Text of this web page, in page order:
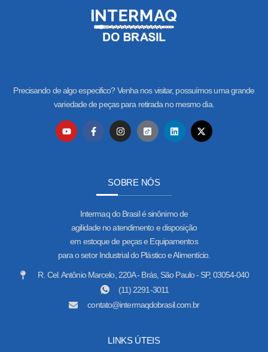
Precisando de algo especifico? Venha nos visitar, possuímos uma grande
variedade de peças para retirada no mesmo dia.
SOBRE NÓS
Intermaq do Brasil é sinônimo de
agilidade no atendimento e disposição
em estoque de peças e Equipamentos
para o setor Industrial do Plástico e Alimentício.
R. Cel. Antônio Marcelo, 220A - Brás, São Paulo - SP, 03054-040
(11) 2291-3011
contato@intermaqdobrasil.com.br
LINKS ÚTEIS